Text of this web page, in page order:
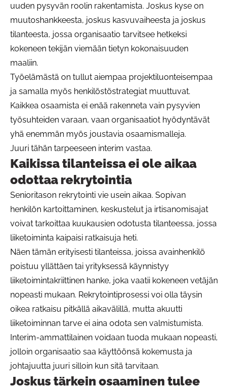
uuden pysyvän roolin rakentamista. Joskus kyse on
muutoshankkeesta, joskus kasvuvaiheesta ja joskus
tilanteesta, jossa organisaatio tarvitsee hetkeksi
kokeneen tekijän viemään tietyn kokonaisuuden
maaliin.
Työelämästä on tullut aiempaa projektiluonteisempaa
ja samalla myös henkilöstöstrategiat muuttuvat.
Kaikkea osaamista ei enää rakenneta vain pysyvien
työsuhteiden varaan, vaan organisaatiot hyödyntävät
yhä enemmän myös joustavia osaamismalleja.
Juuri tähän tarpeeseen interim vastaa.
Kaikissa tilanteissa ei ole aikaa
odottaa rekrytointia
Senioritason rekrytointi vie usein aikaa. Sopivan
henkilön kartoittaminen, keskustelut ja irtisanomisajat
voivat tarkoittaa kuukausien odotusta tilanteessa, jossa
liiketoiminta kaipaisi ratkaisuja heti.
Näen tämän erityisesti tilanteissa, joissa avainhenkilö
poistuu yllättäen tai yrityksessä käynnistyy
liiketoimintakriittinen hanke, joka vaatii kokeneen vetäjän
nopeasti mukaan. Rekrytointiprosessi voi olla täysin
oikea ratkaisu pitkällä aikavälillä, mutta akuutti
liiketoiminnan tarve ei aina odota sen valmistumista.
Interim-ammattilainen voidaan tuoda mukaan nopeasti,
jolloin organisaatio saa käyttöönsä kokemusta ja
johtajuutta juuri silloin kun sitä tarvitaan.
Joskus tärkein osaaminen tulee